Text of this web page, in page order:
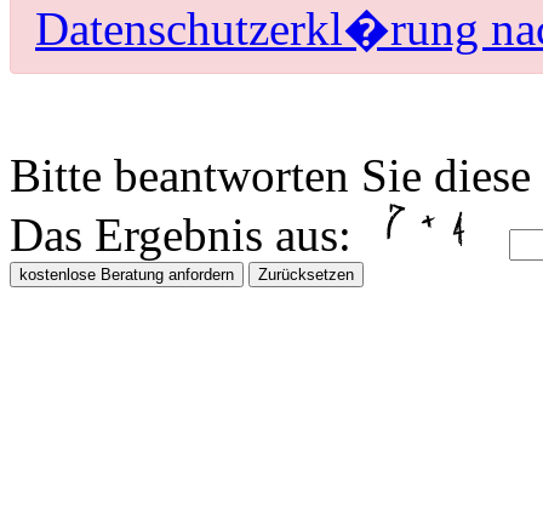
Datenschutzerkl�rung
Bitte beantworten Sie
Das Ergebnis aus:
kostenlose Beratung anfordern Zurücksetzen